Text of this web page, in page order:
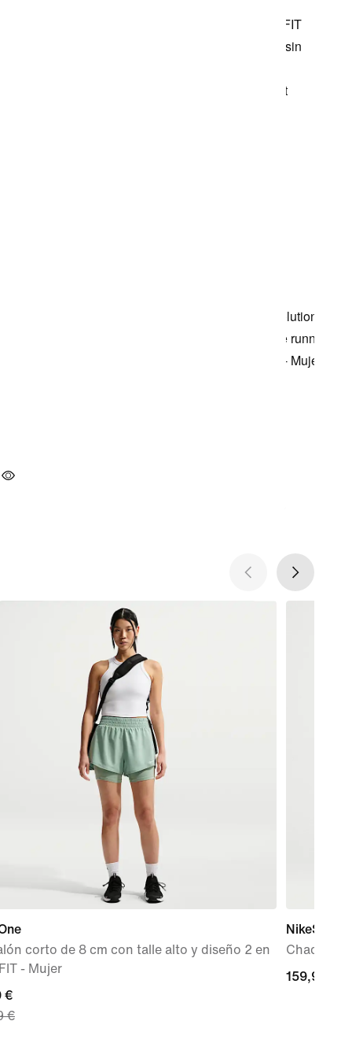
corto de 8 cm con talle alto y diseño 2 en
- Mujer
€
€
Chaqueta
159,99 €
159,99 €